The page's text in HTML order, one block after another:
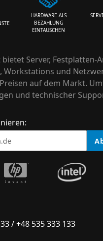
HARDWARE ALS
BEZAHLUNG
EINTAUSCHEN
Server, Festplatten-
Workstations und
auf dem Markt.
und technischer
/+48 535 333 133